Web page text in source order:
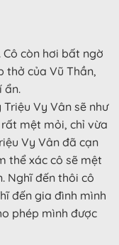
còn hơi bất ngờ
thở của Vũ Thần,
ẩn.
Vy Vân sẽ như
mệt mỏi, chỉ vừa
Vy Vân đã cạn
thể xác cô sẽ mệt
Nghĩ đến thôi cô
đến gia đình mình
phép mình được